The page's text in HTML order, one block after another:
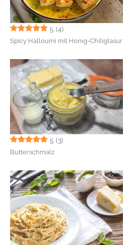
5 (4)
Spicy Halloumi mit Honig-Chiliglasur
5 (3)
Butterschmalz